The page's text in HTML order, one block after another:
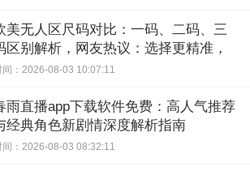
美无人区尺码对比：一码、二码、三
区别解析，网友热议：选择更精准，
物无忧！
间：2026-08-03 10:07:11
雨直播app下载软件免费：高人气推荐
经典角色新剧情深度解析指南
间：2026-08-03 08:32:11